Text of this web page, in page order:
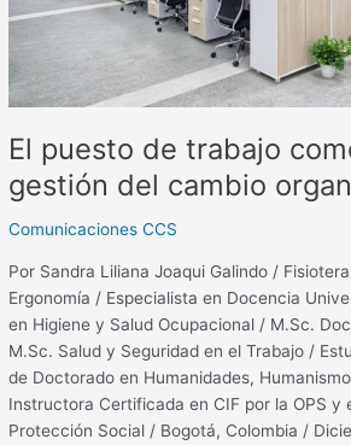
El puesto de trabajo
gestión del cambio
Comunicaciones CCS
Por Sandra Liliana Joaqui Galindo /
Ergonomía / Especialista en Docencia
en Higiene y Salud Ocupacional / M.Sc.
M.Sc. Salud y Seguridad en el Trabajo /
de Doctorado en Humanidades,
Instructora Certificada en CIF por la OPS y
Protección Social / Bogotá, Colombia /
la
del
cambio